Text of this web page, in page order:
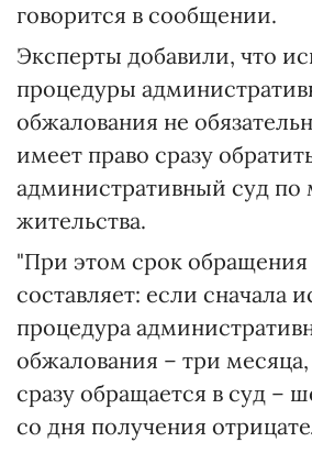
говорится в сообщении.
Эксперты добавили, что
процедуры
обжалования не
имеет право сразу
административный суд по
жительства.
"При этом срок обращения
составляет: если сначала
процедура
обжалования – три
сразу обращается в суд –
со дня получения